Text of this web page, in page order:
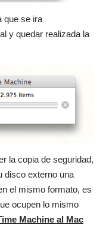
que se ira
y quedar realizada la
la copia de seguridad,
disco externo una
el mismo formato, es
ocupen lo mismo
Machine al Mac